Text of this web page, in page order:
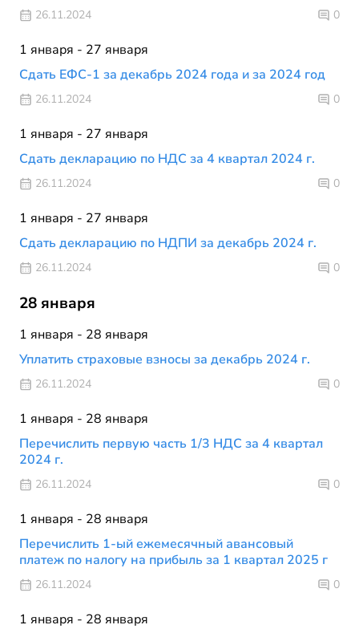
26.11.2024 0
1 января - 27 января
Сдать ЕФС-1 за декабрь 2024 года и за 2024 год
26.11.2024 0
1 января - 27 января
Сдать декларацию по НДС за 4 квартал 2024 г.
26.11.2024 0
1 января - 27 января
Сдать декларацию по НДПИ за декабрь 2024 г.
26.11.2024 0
28 января
1 января - 28 января
Уплатить страховые взносы за декабрь 2024 г.
26.11.2024 0
1 января - 28 января
Перечислить первую часть 1/3 НДС за 4 квартал
2024 г.
26.11.2024 0
1 января - 28 января
Перечислить 1-ый ежемесячный авансовый
платеж по налогу на прибыль за 1 квартал 2025 г
26.11.2024 0
1 января - 28 января